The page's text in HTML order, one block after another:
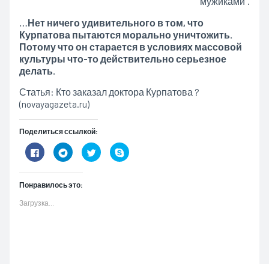
…Нет ничего удивительного в том, что
Курпатова пытаются морально уничтожить.
Потому что он старается в условиях массовой
культуры что-то действительно серьезное
делать.
Статья: Кто заказал доктора Курпатова ?
(novayagazeta.ru)
Поделиться ссылкой:
Нажмите
здесь,
чтобы
поделиться
на
(Открывается
в
Нажмите,
чтобы
поделиться
в
(Открывается
Нажмите,
чтобы
поделиться
Нажмите,
чтобы
Понравилось это:
Загрузка...